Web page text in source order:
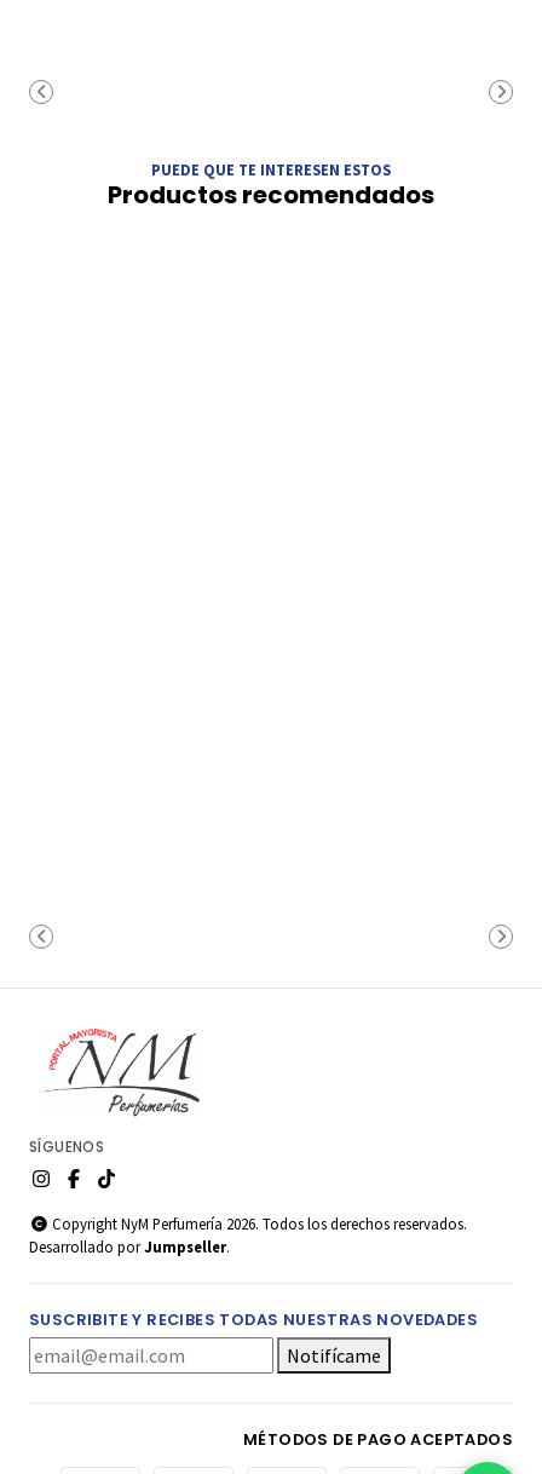
PUEDE QUE TE INTERESEN ESTOS
Productos recomendados
SÍGUENOS
Copyright NyM Perfumería 2026. Todos los derechos reservados.
Desarrollado porJumpseller.
SUSCRIBITE Y RECIBES TODAS NUESTRAS NOVEDADES
Notifícame
MÉTODOS DE PAGO ACEPTADOS